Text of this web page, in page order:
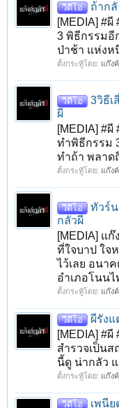
วีดีโอ
ถ้าก
[MEDIA] #
3 พิธีกรรมอี
ป่าช้า แห่งห
ตั้งกระทู้โดย: แก๊ง
วีดีโอ
3วิธีเ
ผี
[MEDIA] #
ทำพิธีกรรม
ทำถ้า พลาด
ตั้งกระทู้โดย: แก๊ง
วีดีโอ
ทัวร์
กลัวผี
[MEDIA] แ
ที่ใจบาป ใจ
ไว้เลย อนา
อำเภอโนนไ
ตั้งกระทู้โดย: แก๊ง
วีดีโอ
ผีรัง
[MEDIA] #
สำรวจเป็น
นี้ดู น่ากลัว
ตั้งกระทู้โดย: แก๊ง
วีดีโอ
เพนี